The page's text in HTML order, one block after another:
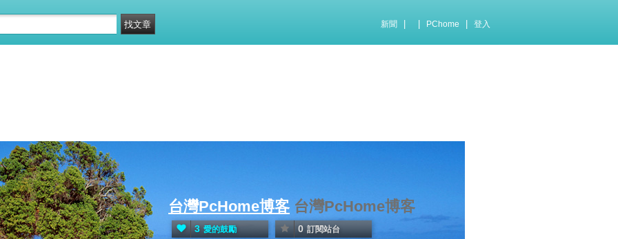
新聞 PChome 登入
台灣PcHome博客 台灣PcHome博客
3 愛的鼓勵 0 訂閱站台